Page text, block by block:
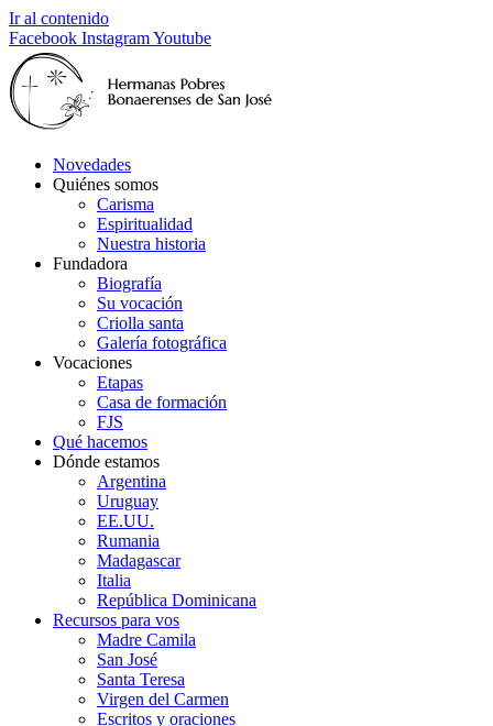
Ir al contenido
Facebook InstagramYoutube
Novedades
Quiénes somos
Carisma
Espiritualidad
Nuestra historia
Fundadora
Biografía
Su vocación
Criolla santa
Galería fotográfica
Vocaciones
Etapas
Casa de formación
FJS
Qué hacemos
Dónde estamos
Argentina
Uruguay
EE.UU.
Rumania
Madagascar
Italia
República Dominicana
Recursos para vos
Madre Camila
San José
Santa Teresa
Virgen del Carmen
Escritos y oraciones